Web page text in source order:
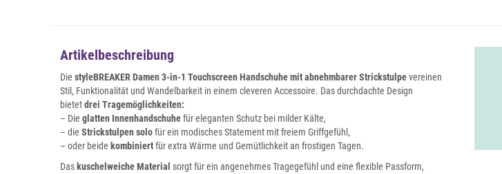
Artikelbeschreibung
Die styleBREAKER Damen 3-in-1 Touchscreen Handschuhe mit abnehmbarer Strickstulpevereinen
Stil, Funktionalität und Wandelbarkeit in einem cleveren Accessoire. Das durchdachte Design
bietetdrei Tragemöglichkeiten:
– Die glatten Innenhandschuhefür eleganten Schutz bei milder Kälte,
– die Strickstulpen solofür ein modisches Statement mit freiem Griffgefühl,
– oder beide kombiniertfür extra Wärme und Gemütlichkeit an frostigen Tagen.
Das kuschelweiche Material sorgt für ein angenehmes Tragegefühl und eine flexible Passform,